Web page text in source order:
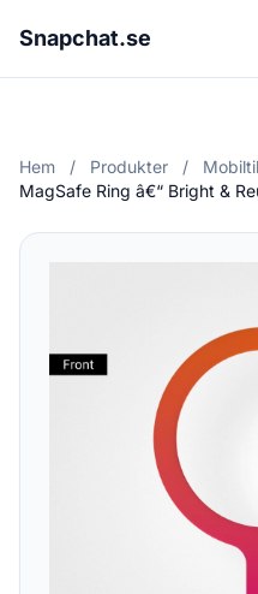
Snapchat.se
Hem / Produkter /
MagSafe Ring â€“ Bright &